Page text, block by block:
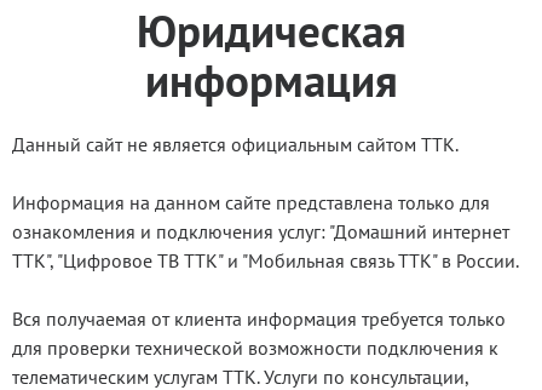
Юридическая
информация
Данный сайт не является официальным сайтом ТТК.
Информация на данном сайте представлена только для
ознакомления и подключения услуг: "Домашний интернет
ТТК", "Цифровое ТВ ТТК" и "Мобильная связь ТТК" в России.
Вся получаемая от клиента информация требуется только
для проверки технической возможности подключения к
телематическим услугам ТТК. Услуги по консультации,